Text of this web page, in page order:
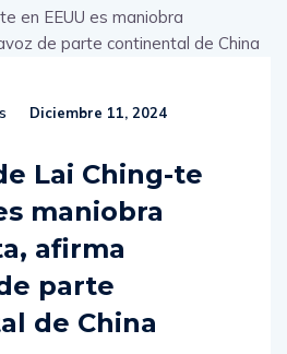
Diciembre 11, 2024
Lai Ching-te
maniobra
afirma
parte
de China